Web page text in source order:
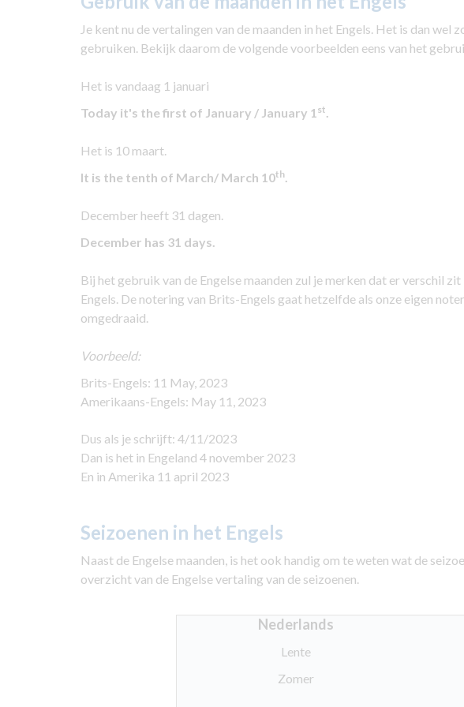
Je kent nu de vertalingen van de maanden in het Engels. Het is dan wel
gebruiken. Bekijk daarom de volgende voorbeelden eens van het
Het is vandaag 1 januari
Today it's the first of January / January 1 st
Het is 10 maart.
It is the tenth of March/ March 10th
December heeft 31 dagen.
December has 31 days.
Bij het gebruik van de Engelse maanden zul je merken dat er verschil
Engels. De notering van Brits-Engels gaat hetzelfde als onze eigen
omgedraaid.
Voorbeeld:
Brits-Engels: 11 May, 2023
Amerikaans-Engels: May 11, 2023
Dus als je schrijft: 4/11/2023
Dan is het in Engeland 4 november 2023
En in Amerika 11 april 2023
Seizoenen in het Engels
Naast de Engelse maanden, is het ook handig om te weten wat de
overzicht van de Engelse vertaling van de seizoenen.
Nederlands
Lente
Zomer